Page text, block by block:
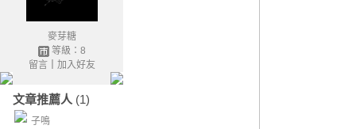
麥芽糖
等級：8
留言｜ 加入好友
文章推薦人 (1)
子鳴